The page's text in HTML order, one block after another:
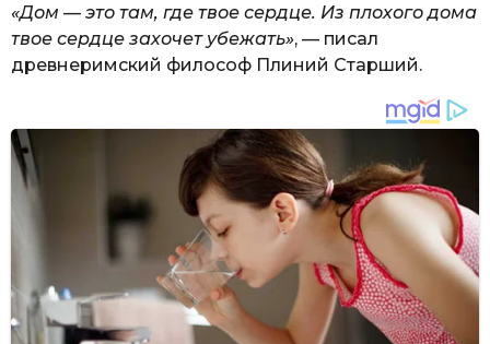
«Дом — это там, где твое сердце. Из плохого дома
твое сердце захочет убежать», — писал
древнеримский философ Плиний Старший.